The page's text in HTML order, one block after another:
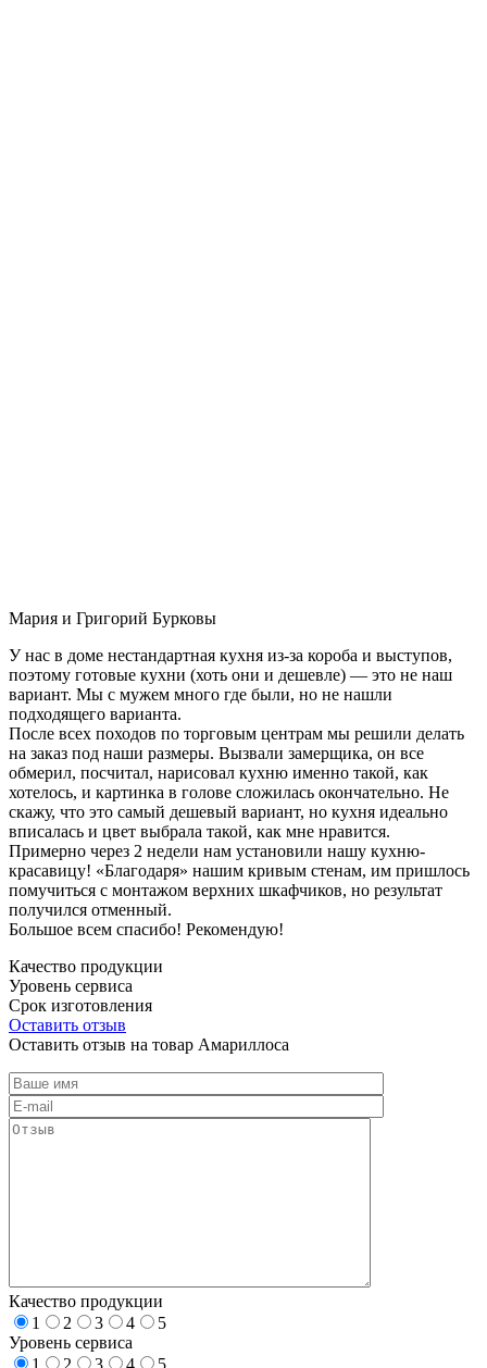
Мария и Григорий Бурковы
У нас в доме нестандартная кухня из-за короба и выступов,
поэтому готовые кухни (хоть они и дешевле) — это не наш
вариант. Мы с мужем много где были, но не нашли
подходящего варианта.
После всех походов по торговым центрам мы решили делать
на заказ под наши размеры. Вызвали замерщика, он все
обмерил, посчитал, нарисовал кухню именно такой, как
хотелось, и картинка в голове сложилась окончательно. Не
скажу, что это самый дешевый вариант, но кухня идеально
вписалась и цвет выбрала такой, как мне нравится.
Примерно через 2 недели нам установили нашу кухню-
красавицу! «Благодаря» нашим кривым стенам, им пришлось
помучиться с монтажом верхних шкафчиков, но результат
получился отменный.
Большое всем спасибо! Рекомендую!
Качество продукции
Уровень сервиса
Срок изготовления
Оставить отзыв
Оставить отзыв на товар Амариллоса
Качество продукции
1
2 3 4
5
Уровень сервиса
1
2 3 4
5